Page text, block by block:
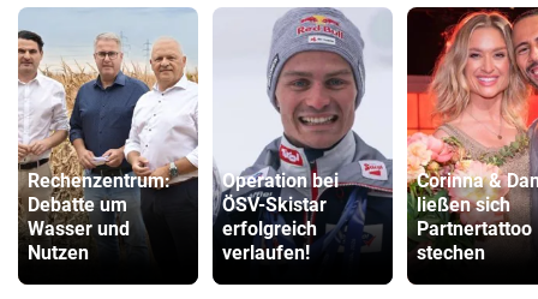
Rechenzentrum:
Debatte um
Wasser und
Nutzen
Operation bei
ÖSV-Skistar
erfolgreich
verlaufen!
Corinna &
ließen sich
Partnertattoo
stechen